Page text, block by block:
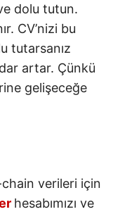
dolu tutun.
CV’nizi bu
tutarsanız
artar. Çünkü
gelişeceğe
verileri için
hesabımızı ve